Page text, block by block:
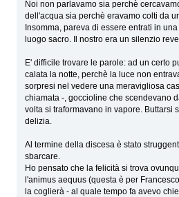
Noi non parlavamo sia perchè
dell'acqua sia perchè eravamo colti da
Insomma, pareva di essere entrati in
luogo sacro. Il nostro era un silenzio
E' difficile trovare le parole: ad un certo
calata la notte, perchè la luce non
sorpresi nel vedere una meravigliosa
chiamata -, goccioline che scendevano
volta si traformavano in vapore. Buttarsi
delizia.
Al termine della discesa è stato
sbarcare.
Ho pensato che la felicità si trova
l'animus aequus (questa è per
la coglierà - al quale tempo fa avevo